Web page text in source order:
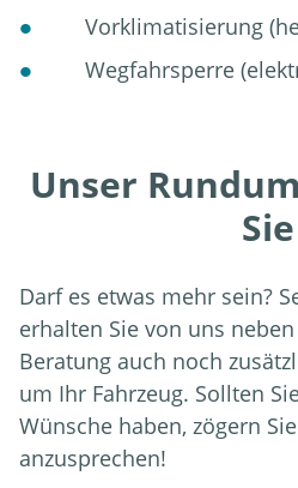
Vorklimatisierung
Wegfahrsperre
Unser
Sie
Darf es etwas mehr sein?
erhalten Sie von uns
Beratung auch noch
um Ihr Fahrzeug. Sollten
Wünsche haben, zögern
anzusprechen!